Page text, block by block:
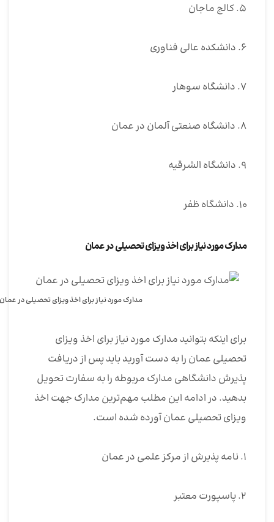
۵. کالج ماجان
۶. دانشکده عالی فناوری
۷. دانشگاه سوهار
۸. دانشگاه صنعتی آلمان در عمان
۹. دانشگاه الشرقیه
۱۰. دانشگاه ظفر
مدارک مورد نیاز برای اخذ ویزای تحصیلی در عمان
مدارک مورد نیاز برای اخذ ویزای تحصیلی در عمان
برای اینکه بتوانید مدارک مورد نیاز برای اخذ ویزای
تحصیلی عمان را به دست آورید باید پس از دریافت
پذیرش دانشگاهی مدارک مربوطه را به سفارت تحویل
بدهید. در ادامه این مطلب مهم‌ترین مدارک جهت اخذ
ویزای تحصیلی عمان آورده شده است.
۱. نامه پذیرش از مرکز علمی در عمان
۲. پاسپورت معتبر